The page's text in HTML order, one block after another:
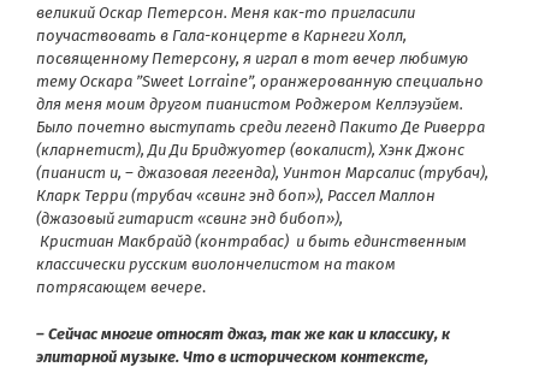
великий Оскар Петерсон. Меня как-то пригласили
поучаствовать в Гала-концерте в Карнеги Холл,
посвященному Петерсону, я играл в тот вечер любимую
тему Оскара ”Sweet Lorraine”, оранжерованную специально
для меня моим другом пианистом Роджером Келлэуэйем.
Было почетно выступать среди легенд Пакито Де Риверра
(кларнетист), Ди Ди Бриджуотер (вокалист), Хэнк Джонс
(пианист и, – джазовая легенда), Уинтон Марсалис (трубач),
Кларк Терри (трубач «свинг энд боп»), Рассел Маллон
(джазовый гитарист «свинг энд бибоп»),
Кристиан Макбрайд (контрабас) и быть единственным
классически русским виолончелистом на таком
потрясающем вечере.
– Сейчас многие относят джаз, так же как и классику, к
элитарной музыке. Что в историческом контексте,